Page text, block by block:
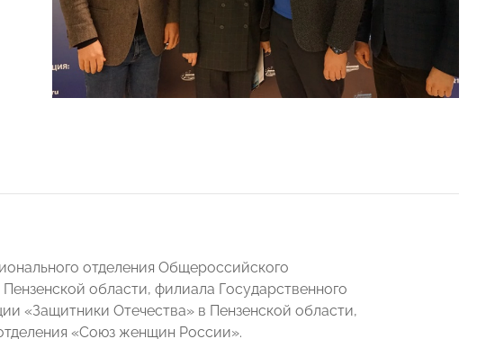
отделения Общероссийского
области, филиала Государственного
«Защитники Отечества» в Пензенской области,
«Союз женщин России».